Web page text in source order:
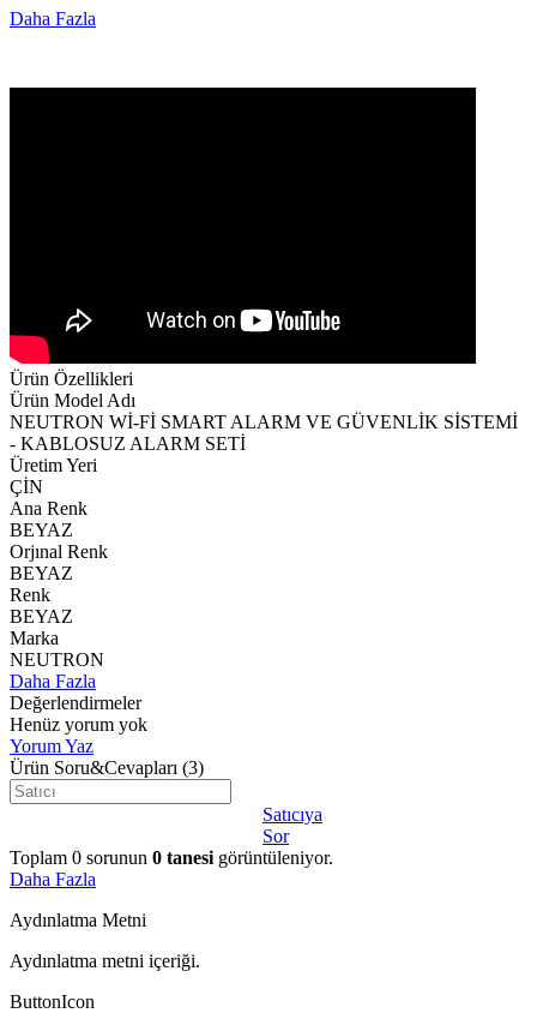
Daha Fazla
Ürün Özellikleri
Ürün Model Adı
NEUTRON Wİ-Fİ SMART ALARM VE GÜVENLİK SİSTEMİ
- KABLOSUZ ALARM SETİ
Üretim Yeri
ÇİN
Ana Renk
BEYAZ
Orjınal Renk
BEYAZ
Renk
BEYAZ
Marka
NEUTRON
Daha Fazla
Değerlendirmeler
Henüz yorum yok
Yorum Yaz
Ürün Soru&Cevapları (3)
Satıcıya
Sor
Toplam 0 sorunun 0 tanesi görüntüleniyor.
Daha Fazla
Aydınlatma Metni
Aydınlatma metni içeriği.
ButtonIcon